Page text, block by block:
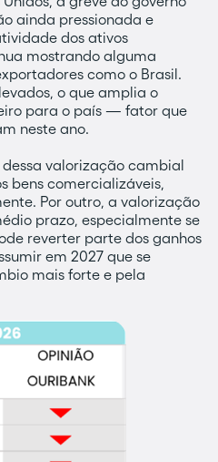
ainda pressionada e
dos ativos
mostrando alguma
como o Brasil.
o que amplia o
para o país — fator que
neste ano.
valorização cambial
bens comercializáveis,
Por outro, a valorização
prazo, especialmente se
reverter parte dos ganhos
em 2027 que se
mais forte e pela